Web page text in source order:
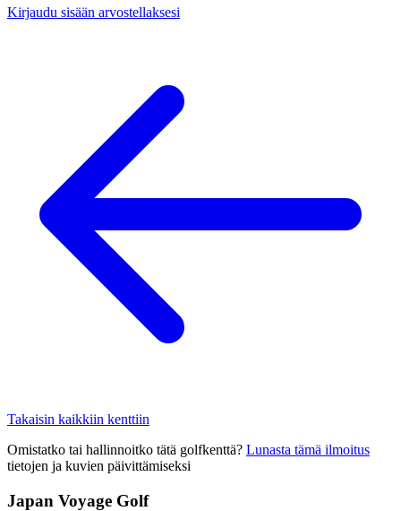
Kirjaudu sisään arvostellaksesi
Takaisin kaikkiin kenttiin
Omistatko tai hallinnoitko tätä golfkenttä? Lunasta tämä ilmoitus
tietojen ja kuvien päivittämiseksi
Japan Voyage Golf